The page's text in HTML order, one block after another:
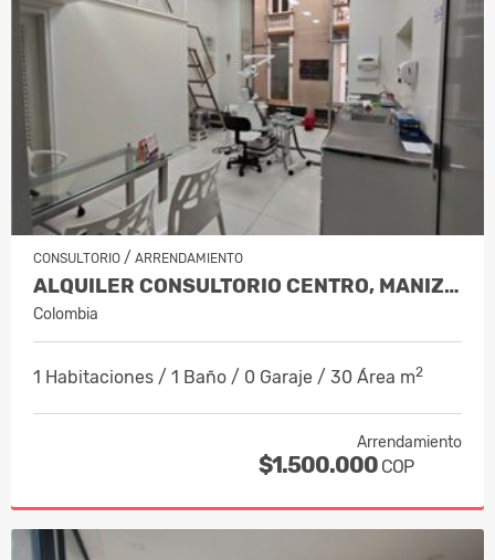
CONSULTORIO / ARRENDAMIENTO
ALQUILER CONSULTORIO CENTRO, MANIZALES…
Colombia
1 Habitaciones / 1 Baño / 0 Garaje / 30 Área m2
Arrendamiento
$1.500.000 COP